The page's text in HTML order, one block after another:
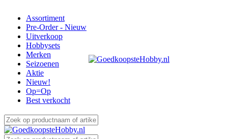
Assortiment
Pre-Order - Nieuw
Uitverkoop
Hobbysets
Merken
Seizoenen
Aktie
Nieuw!
Op=Op
Best verkocht